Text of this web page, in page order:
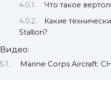
Что такое
Какие
Stallion?
Видео:
Marine Corps Aircraft: